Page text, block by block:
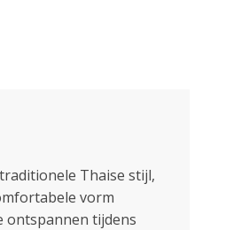
Thaise stijl,
vorm
ontspannen tijdens